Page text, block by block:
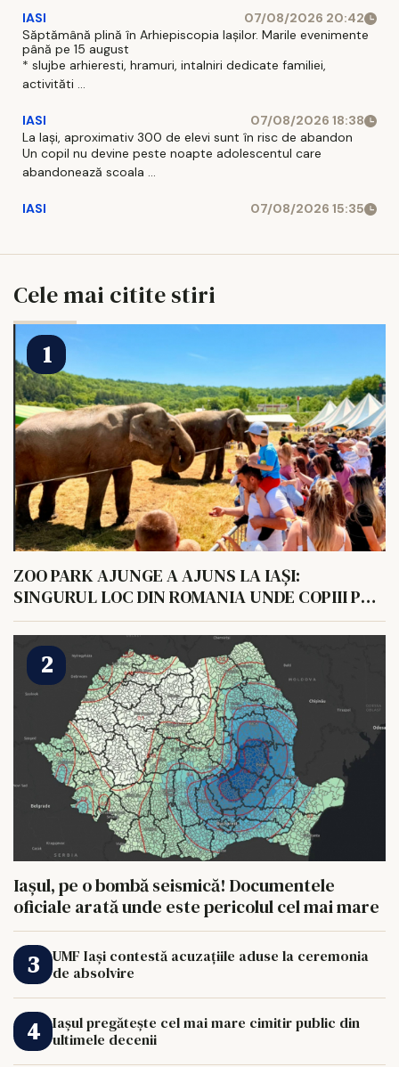
IASI
07/08/2026 20:42
Săptămână plină în Arhiepiscopia Iașilor. Marile evenimente
până pe 15 august
* slujbe arhieresti, hramuri, intalniri dedicate familiei,
activităti ...
IASI
07/08/2026 18:38
La Iași, aproximativ 300 de elevi sunt în risc de abandon
Un copil nu devine peste noapte adolescentul care
abandonează scoala ...
IASI 07/08/2026 15:35
Cele mai citite stiri
ZOO PARK AJUNGE A AJUNS LA IAȘI:
SINGURUL LOC DIN ROMANIA UNDE COPIII POT
HRANI UN ELEFANT
Iașul, pe o bombă seismică! Documentele
oficiale arată unde este pericolul cel mai mare
UMF Iași contestă acuzațiile aduse la ceremonia
de absolvire
Iașul pregătește cel mai mare cimitir public din
ultimele decenii